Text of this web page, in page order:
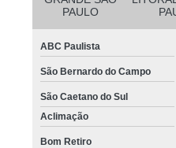
PAULO
ABC Paulista
São Bernardo do Campo
São Caetano do Sul
Aclimação
Bom Retiro